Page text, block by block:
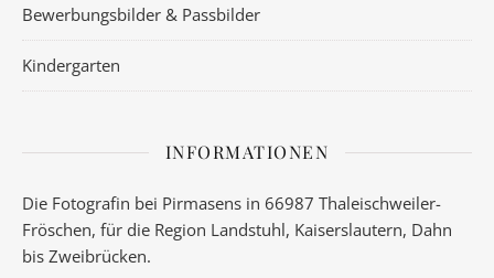
Bewerbungsbilder & Passbilder
Kindergarten
INFORMATIONEN
Die Fotografin bei Pirmasens in 66987 Thaleischweiler-
Fröschen, für die Region Landstuhl, Kaiserslautern, Dahn
bis Zweibrücken.